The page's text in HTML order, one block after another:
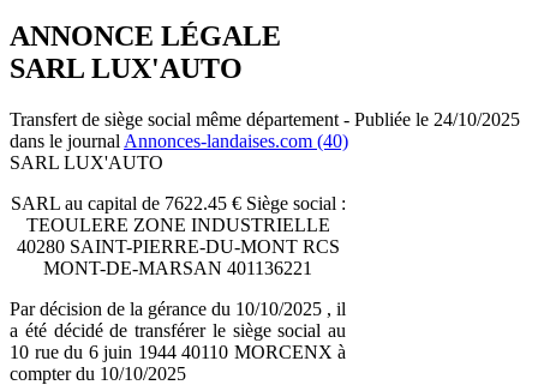
ANNONCE LÉGALE
SARL LUX'AUTO
Transfert de siège social même département - Publiée le 24/10/2025
dans le journal Annonces-landaises.com (40)
SARL LUX'AUTO
SARL au capital de 7622.45 € Siège social :
TEOULERE ZONE INDUSTRIELLE
40280 SAINT-PIERRE-DU-MONT RCS
MONT-DE-MARSAN 401136221
Par décision de la gérance du 10/10/2025 , il
a été décidé de transférer le siège social au
10 rue du 6 juin 1944 40110 MORCENX à
compter du 10/10/2025